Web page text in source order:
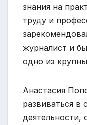
знания на
труду и
журналист и
одно из
Анастасия
развиваться в